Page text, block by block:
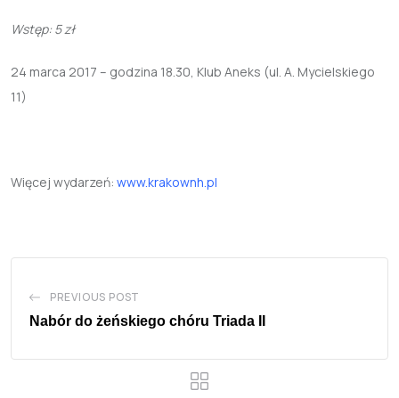
Wstęp: 5 zł
24 marca 2017 – godzina 18.30, Klub Aneks (ul. A. Mycielskiego
11)
Więcej wydarzeń: www.krakownh.pl
PREVIOUS POST
Nabór do żeńskiego chóru Triada II